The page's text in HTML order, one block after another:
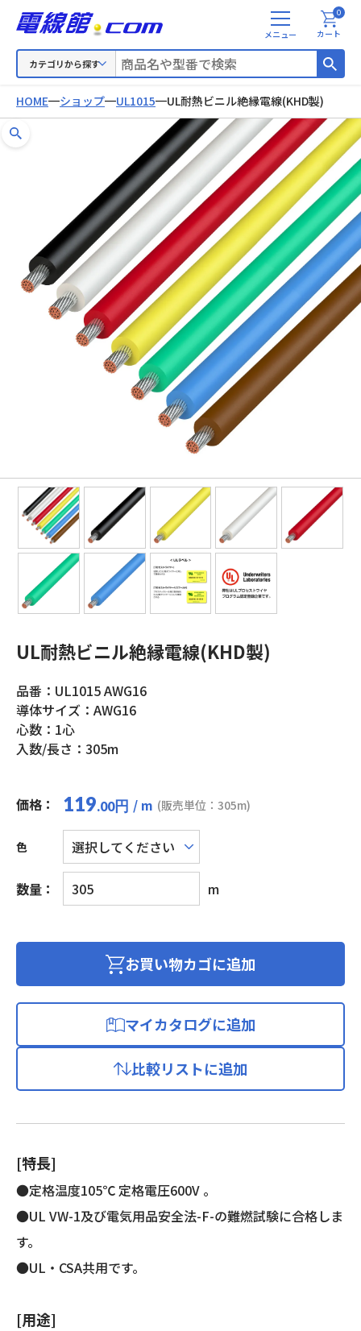
カテゴリから探す
メ
ニ
カート
0
HOME ショップ UL1015 UL耐熱ビニル絶縁電線(KHD製)
UL耐熱ビニル絶縁電線(KHD製)
品番：UL1015 AWG16
導体サイズ：AWG16
心数：1心
入数/長さ：305m
価格： 119.00円 / m (販売単位：305m)
色
数量：
UL
耐
ビ
線
製)
m
お買い物カゴに追加
マイカタログに追加
比較リストに追加
[特長]
●定格温度105℃ 定格電圧600V 。
●UL VW-1及び電気用品安全法-F-の難燃試験に合格しま
す。
●UL・CSA共用です。
[用途]